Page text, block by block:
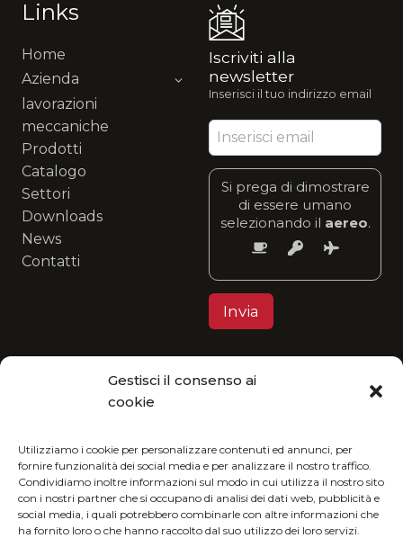
Gestisci il consenso ai
cookie
Utilizziamo i cookie per personalizzare contenuti ed annunci, per
fornire funzionalità dei social media e per analizzare il nostro traffico.
Condividiamo inoltre informazioni sul modo in cui utilizza il nostro sito
con i nostri partner che si occupano di analisi dei dati web, pubblicità e
social media, i quali potrebbero combinarle con altre informazioni che
ha fornito loro o che hanno raccolto dal suo utilizzo dei loro servizi.
Links
Home
Azienda
lavorazioni
meccaniche
Prodotti
Catalogo
Settori
Downloads
News
Contatti
Iscriviti alla
newsletter
Inserisci il tuo indirizzo email
Si prega di dimostrare
di essere umano
selezionando il aereo.
friendly: fruisci del nostro catalogo in formato
digitale e riduci l’impatto ambientale.